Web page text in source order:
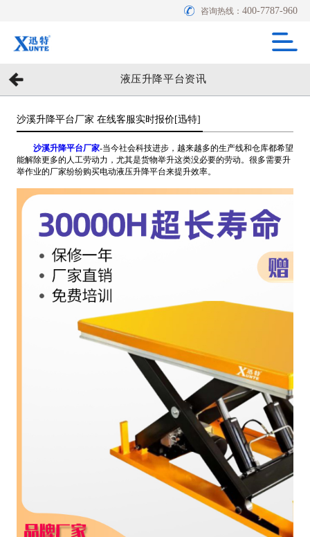
咨询热线：400-7787-960
液压升降平台资讯
沙溪升降平台厂家 在线客服实时报价[迅特]
沙溪升降平台厂家-当今社会科技进步，越来越多的生产线和仓库都希望
能解除更多的人工劳动力，尤其是货物举升这类没必要的劳动。很多需要升
举作业的厂家纷纷购买电动液压升降平台来提升效率。